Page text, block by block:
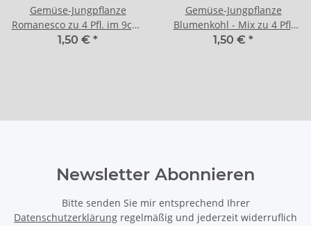
Gemüse-Jungpflanze
Romanesco zu 4 Pfl. im 9cm-
4-Ecktopf
1,50 € *
Gemüse-Jungpflanze
Blumenkohl - Mix zu 4 Pfl.
im 9cm-4-Ecktopf
1,50 € *
Newsletter Abonnieren
Bitte senden Sie mir entsprechend Ihrer
Datenschutzerklärung regelmäßig und jederzeit widerruflich